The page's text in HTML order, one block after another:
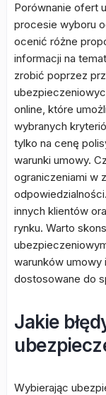
Porównanie ofert
procesie wyboru
ocenić różne
informacji na
zrobić poprzez
online, które
wybranych
tylko na cenę
warunki umowy.
ograniczeniami w
innych klientów
rynku. Warto
warunków umowy
dostosowane do
Jakie
Wybierając